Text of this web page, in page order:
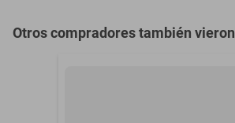
Otros compradores también vieron